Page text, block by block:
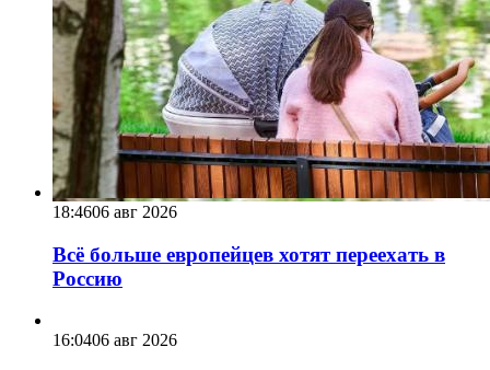
18:4606 авг 2026
Всё больше европейцев хотят переехать в
Россию
16:0406 авг 2026